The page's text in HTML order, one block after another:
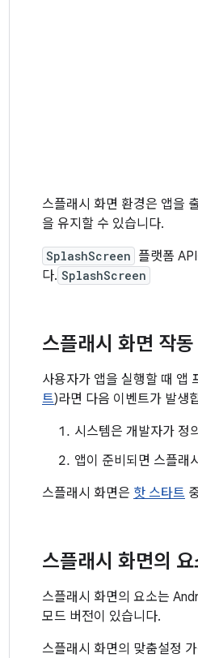
스플래시 화면 환경은 앱을
을 유지할 수 있습니다.
SplashScreen 플랫폼
다. SplashScreen
스플래시 화면 작동
사용자가 앱을 실행할 때 앱
트)라면 다음 이벤트가 발생
시스템은 개발자가 정
앱이 준비되면 스플래
스플래시 화면은 핫 스타트
스플래시 화면의
스플래시 화면의 요소는
모드 버전이 있습니다.
스플래시 화면의 맞춤설정